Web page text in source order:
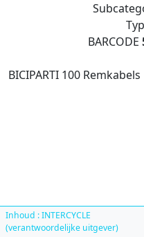
BARCODE
BICIPARTI 100 Remkabels
Inhoud : INTERCYCLE
(verantwoordelijke uitgever)